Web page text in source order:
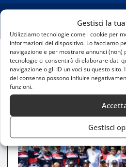
Gestisci la
Utilizziamo tecnologie come i cookie per
informazioni del dispositivo. Lo facciamo
navigazione e per mostrare annunci (non)
tecnologie ci consentirà di elaborare dati
navigazione o gli ID univoci su questo sito.
del consenso possono influire
funzioni.
Gestisci
Home
Finale del campionato
Milano: il titolo si assegna tra